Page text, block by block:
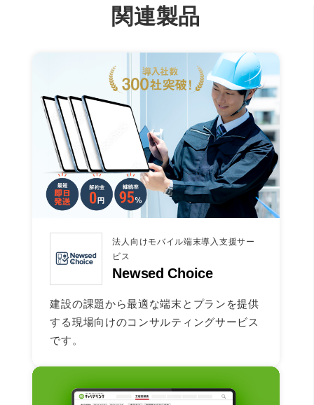
関連製品
法人向けモバイル端末導入支援サー
ビス
Newsed Choice
建設の課題から最適な端末とプランを提供
する現場向けのコンサルティングサービス
です。